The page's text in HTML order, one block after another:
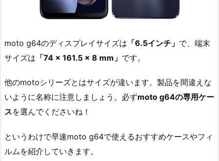
moto g64のディスプレイサイズは 「6.5インチ」 で、端末
サイズは 「74 × 161.5 × 8 mm」 です。
他のmotoシリーズとはサイズが違います。製品を間違えな
いように名称に注意しましょう。必ずmoto g64の専用ケー
スを選んでくださいね！
というわけで早速moto g64で使えるおすすめケースやフィ
ルムを紹介していきます。